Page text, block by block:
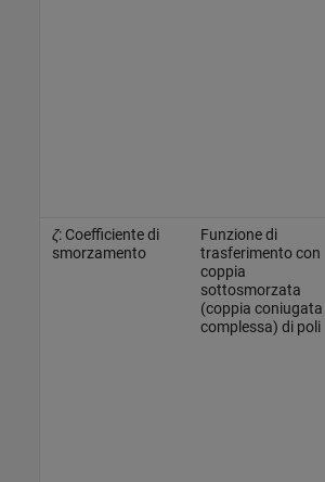
ζ: Coefficiente di
smorzamento
Funzione di
trasferimento con
coppia
sottosmorzata
(coppia coniugata
complessa) di poli